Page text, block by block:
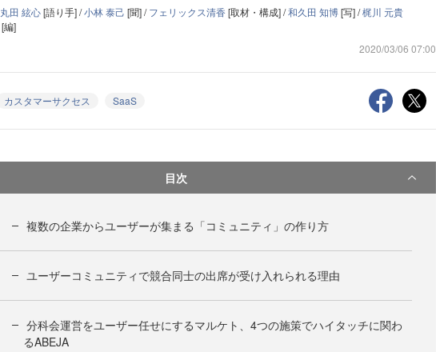
丸田 絃心[語り手] /小林 泰己 [聞] /フェリックス清香[取材・構成] /和久田 知博[写] /梶川 元貴
[編]
2020/03/06 07:00
カスタマーサクセス SaaS
目次
複数の企業からユーザーが集まる「コミュニティ」の作り方
ユーザーコミュニティで競合同士の出席が受け入れられる理由
分科会運営をユーザー任せにするマルケト、4つの施策でハイタッチに関わ
るABEJA